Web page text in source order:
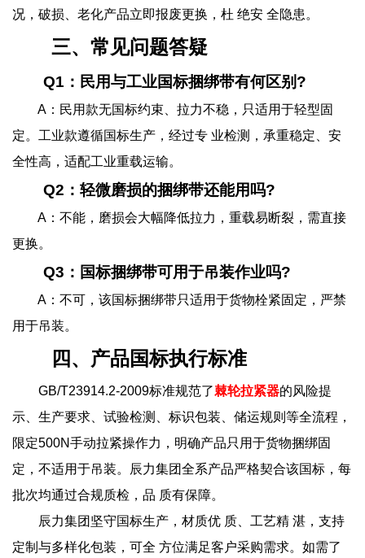
况，破损、老化产品立即报废更换，杜 绝安 全隐患。
三、常见问题答疑
Q1：民用与工业国标捆绑带有何区别?
A：民用款无国标约束、拉力不稳，只适用于轻型固
定。工业款遵循国标生产，经过专 业检测，承重稳定、安
全性高，适配工业重载运输。
Q2：轻微磨损的捆绑带还能用吗?
A：不能，磨损会大幅降低拉力，重载易断裂，需直接
更换。
Q3：国标捆绑带可用于吊装作业吗?
A：不可，该国标捆绑带只适用于货物栓紧固定，严禁
用于吊装。
四、产品国标执行标准
GB/T23914.2-2009标准规范了棘轮拉紧器的风险提
示、生产要求、试验检测、标识包装、储运规则等全流程，
限定500N手动拉紧操作力，明确产品只用于货物捆绑固
定，不适用于吊装。辰力集团全系产品严格契合该国标，每
批次均通过合规质检，品 质有保障。
辰力集团坚守国标生产，材质优 质、工艺精 湛，支持
定制与多样化包装，可全 方位满足客户采购需求。如需了